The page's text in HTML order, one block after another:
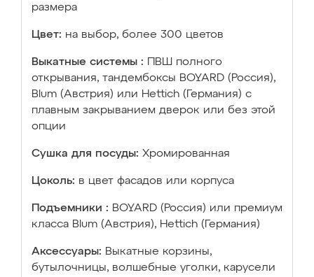
размера
Цвет: на выбор, более 300 цветов
Выкатные системы :
ПВШ полного
открывания, тандембоксы BOYARD (Россия),
Blum (Австрия) или Hettich (Германия) с
плавным закрыванием дверок или без этой
опции
Сушка для посуды: Хромированная
Цоколь: в цвет фасадов или корпуса
Подъемники : BOYARD (Россия) или премиум
класса Blum (Австрия), Hettich (Германия)
Аксессуары: Выкатные корзины,
бутылочницы, волшебные уголки, карусели